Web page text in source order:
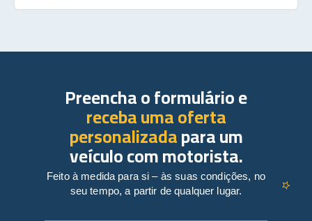
Preencha o formulário e
receba uma oferta
personalizadapara um
veículo com motorista.
Feito à medida para si – às suas condições, no
seu tempo, a partir de qualquer lugar.